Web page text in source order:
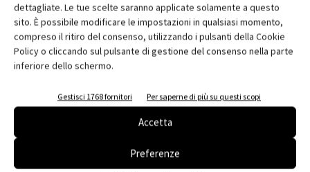
dettagliate. Le tue scelte saranno applicate solamente a questo
sito. È possibile modificare le impostazioni in qualsiasi momento,
compreso il ritiro del consenso, utilizzando i pulsanti della Cookie
Policy o cliccando sul pulsante di gestione del consenso nella parte
inferiore dello schermo.
Gestisci 1768 fornitori Per saperne di più su questi scopi
Accetta
Preferenze
Abbonati e regala
Iscriviti alla newsletter